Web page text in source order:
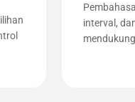
interval,